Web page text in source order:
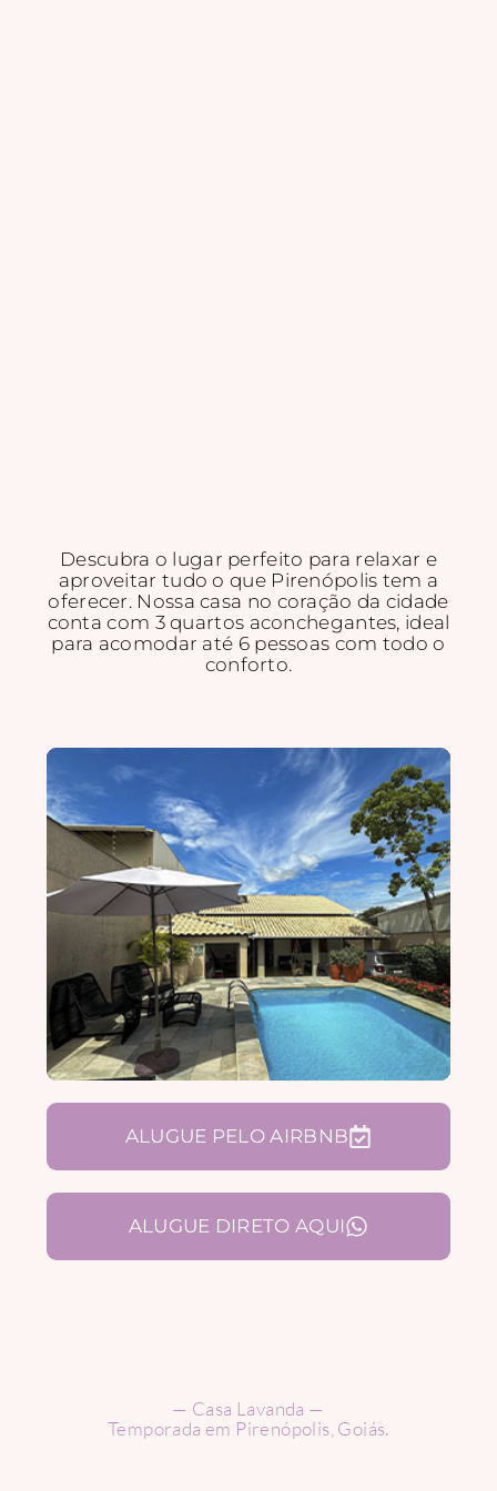
Descubra o lugar perfeito para relaxar e
aproveitar tudo o que Pirenópolis tem a
oferecer. Nossa casa no coração da cidade
conta com 3 quartos aconchegantes, ideal
para acomodar até 6 pessoas com todo o
conforto.
ALUGUE PELO AIRBNB
ALUGUE DIRETO AQUI
— Casa Lavanda —
Temporada em Pirenópolis, Goiás.